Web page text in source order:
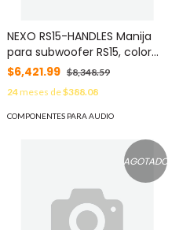
NEXO RS15-HANDLES Manija
para subwoofer RS15, color
negro
$6,421.99 $8,348.59
24meses de$388.08
COMPONENTES PARA AUDIO
AGOTADO